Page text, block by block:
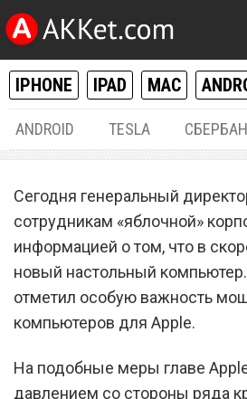
IPHONE IPAD MAC
ANDROID TESLA
Глава Apple
настольном
macOS
Сегодня генеральный
сотрудникам «яблочной»
информацией о том, что в
новый настольный
отметил особую важность
компьютеров для Apple.
На подобные меры главе
давлением со стороны ряда